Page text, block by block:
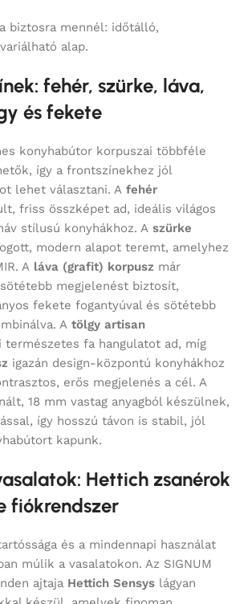
biztosra mennél: időtálló,
alap.
fehér, szürke, láva,
és fekete
konyhabútor korpuszai többféle
így a frontszínekhez jól
lehet választani. A fehér
friss összképet ad, ideális világos
stílusú konyhákhoz. A szürke
modern alapot teremt, amelyhez
A láva (grafit) korpusz már
megjelenést biztosít,
fekete fogantyúval és sötétebb
A tölgy artisan
természetes fa hangulatot ad, míg
igazán design-központú konyhákhoz
erős megjelenés a cél. A
18 mm vastag anyagból készülnek,
így hosszú távon is stabil, jól
kapunk.
Hettich zsanérok
fiókrendszer
és a mindennapi használat
múlik a vasalatokon. Az SIGNUM
ajtaja Hettich Sensys lágyan